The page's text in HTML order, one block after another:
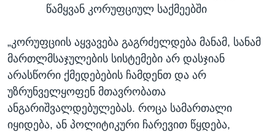
წამყვან კორუფციულ საქმეებში
„კორუფციის აყვავება გაგრძელდება მანამ, სანამ
მართლმსაჯულების სისტემები არ დასჯიან
არასწორი ქმედებების ჩამდენთ და არ
უზრუნველყოფენ მთავრობათა
ანგარიშვალდებულებას. როცა სამართალი
იყიდება, ან პოლიტიკური ჩარევით წყდება,